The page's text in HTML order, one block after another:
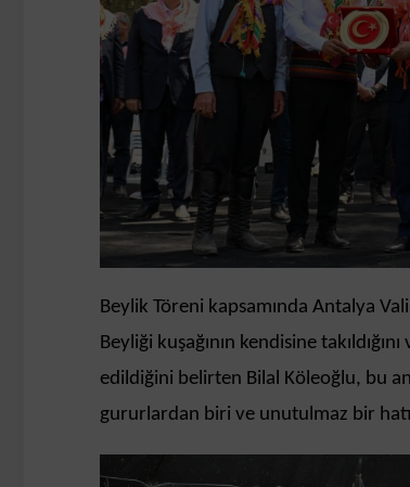
Beylik Töreni kapsamında Antalya
Beyliği kuşağının kendisine
edildiğini belirten Bilal Köleoğlu, bu
gururlardan biri ve unutulmaz bir